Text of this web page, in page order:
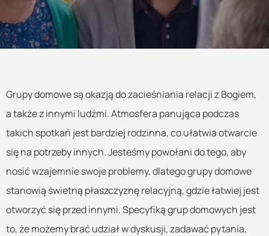
Grupy domowe są okazją do zacieśniania relacji z Bogiem,
a także z innymi ludźmi. Atmosfera panująca podczas
takich spotkań jest bardziej rodzinna, co ułatwia otwarcie
się na potrzeby innych. Jesteśmy powołani do tego, aby
nosić wzajemnie swoje problemy, dlatego grupy domowe
stanowią świetną płaszczyznę relacyjną, gdzie łatwiej jest
otworzyć się przed innymi. Specyfiką grup domowych jest
to, że możemy brać udział w dyskusji, zadawać pytania,